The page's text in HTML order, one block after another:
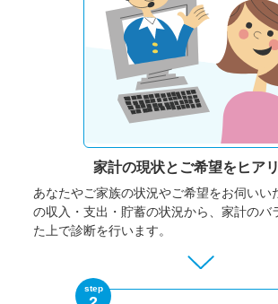
家計の現状と ご希望をヒア
あなたやご家族の状況やご希望をお伺いい
の収入・支出・貯蓄の状況から、家計のバ
た上で診断を行います。
step